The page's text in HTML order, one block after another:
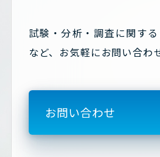
試験・分析・調査に関す
など、お気軽にお問い合わ
お問い合わせ